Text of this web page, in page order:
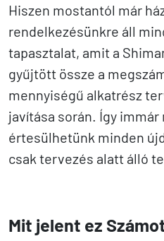
Hiszen mostantól már
rendelkezésünkre áll
tapasztalat, amit a
gyűjtött össze a
mennyiségű alkatrész
javítása során. Így
értesülhetünk minden
csak tervezés alatt álló
Mit jelent ez